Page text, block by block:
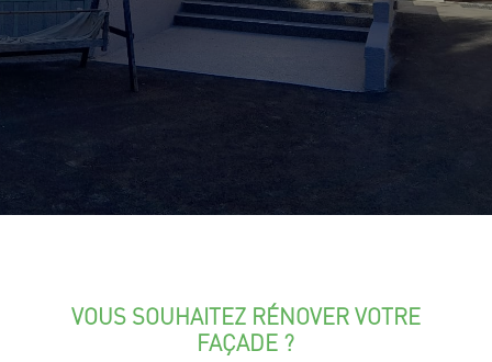
VOUS SOUHAITEZ RÉNOVER VOTRE
FAÇADE ?